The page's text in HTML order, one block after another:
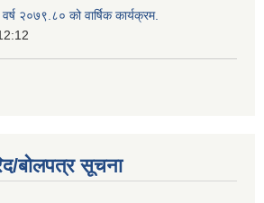
२०७९.८० को वार्षिक कार्यक्रम.
बोलपत्र सूचना